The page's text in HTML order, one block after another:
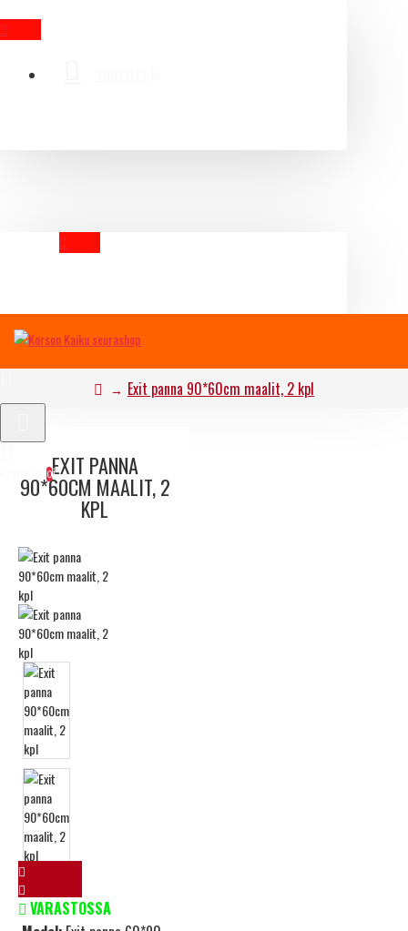
Ostoskori
0
Exit panna 90*60cm maalit, 2 kpl
EXIT PANNA
90*60CM MAALIT, 2
KPL
VARASTOSSA